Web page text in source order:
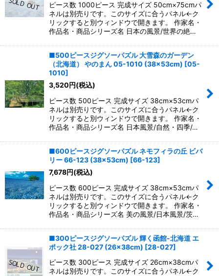
ピース数 1000ピース 完成サイズ 50cm×75cmパ
ネルは別売りです。このサイズに合うパネル←ク
リックすると別ウィンドウで開きます。 作家名・
作品名・商品シリーズ名 日本の風景/世界の絶…
■500ピースジグソーパズル 大雪森のガーデン
（北海道） やのまん 05-1010 (38×53cm) [05-
1010]
3,520円(税込)
ピース数 500ピース 完成サイズ 38cm×53cmパ
ネルは別売りです。このサイズに合うパネル←ク
リックすると別ウィンドウで開きます。 作家名・
作品名・商品シリーズ名 日本風景/自然・四季/…
■600ピースジグソーパズル ネモフィラの丘 ビバ
リー 66-123 (38×53cm) [66-123]
7,678円(税込)
ピース数 600ピース 完成サイズ 38cm×53cmパ
ネルは別売りです。このサイズに合うパネル←ク
リックすると別ウィンドウで開きます。 作家名・
作品名・商品シリーズ名 美の風景/日本風景/茨…
■300ピースジグソーパズル 輝く函館-北海道 エ
ポック社 28-027 (26×38cm) [28-027]
ピース数 300ピース 完成サイズ 26cm×38cmパ
ネルは別売りです。このサイズに合うパネル←ク